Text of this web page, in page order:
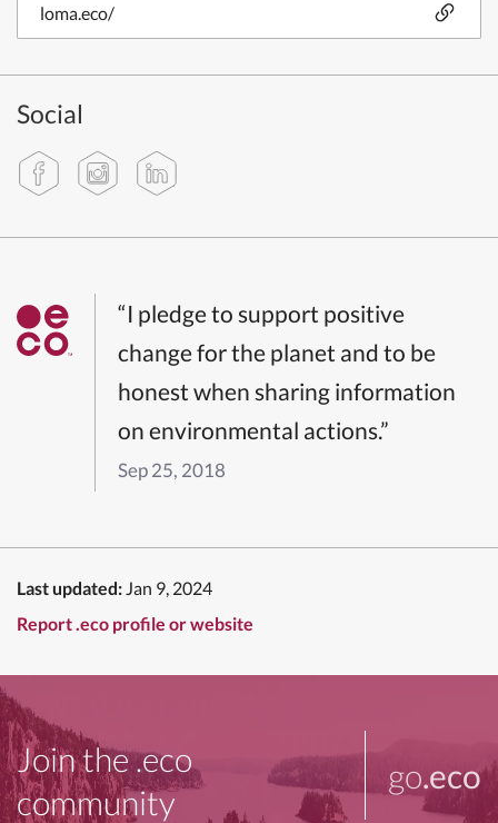
loma.eco/
Social
“I pledge to support positive
change for the planet and to be
honest when sharing information
on environmental actions.”
Sep 25, 2018
Last updated: Jan 9, 2024
Report .eco profile or website
Join the .eco
community
go.eco